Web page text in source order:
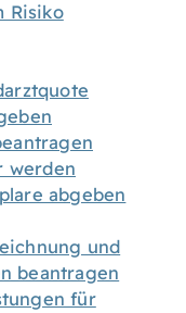
Risiko
werden
abgeben
und
beantragen
für